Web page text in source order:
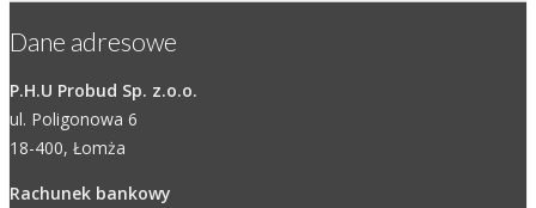
Dane adresowe
P.H.U Probud Sp. z.o.o.
ul. Poligonowa 6
18-400, Łomża
Rachunek bankowy